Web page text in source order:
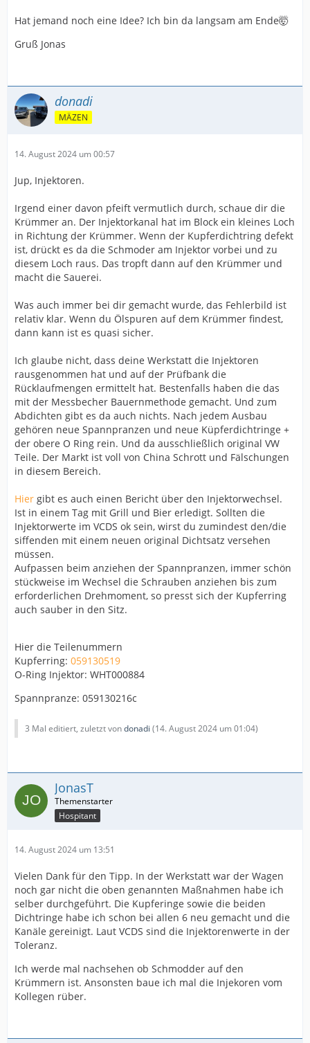
Hat jemand noch eine Idee? Ich bin da langsam am Ende🤯
Gruß Jonas
donadi
MÄZEN
14. August 2024 um 00:57
Jup, Injektoren.
Irgend einer davon pfeift vermutlich durch, schaue dir die
Krümmer an. Der Injektorkanal hat im Block ein kleines Loch
in Richtung der Krümmer. Wenn der Kupferdichtring defekt
ist, drückt es da die Schmoder am Injektor vorbei und zu
diesem Loch raus. Das tropft dann auf den Krümmer und
macht die Sauerei.
Was auch immer bei dir gemacht wurde, das Fehlerbild ist
relativ klar. Wenn du Ölspuren auf dem Krümmer findest,
dann kann ist es quasi sicher.
Ich glaube nicht, dass deine Werkstatt die Injektoren
rausgenommen hat und auf der Prüfbank die
Rücklaufmengen ermittelt hat. Bestenfalls haben die das
mit der Messbecher Bauernmethode gemacht. Und zum
Abdichten gibt es da auch nichts. Nach jedem Ausbau
gehören neue Spannpranzen und neue Küpferdichtringe +
der obere O Ring rein. Und da ausschließlich original VW
Teile. Der Markt ist voll von China Schrott und Fälschungen
in diesem Bereich.
Hier gibt es auch einen Bericht über den Injektorwechsel.
Ist in einem Tag mit Grill und Bier erledigt. Sollten die
Injektorwerte im VCDS ok sein, wirst du zumindest den/die
siffenden mit einem neuen original Dichtsatz versehen
müssen.
Aufpassen beim anziehen der Spannpranzen, immer schön
stückweise im Wechsel die Schrauben anziehen bis zum
erforderlichen Drehmoment, so presst sich der Kupferring
auch sauber in den Sitz.
Hier die Teilenummern
Kupferring: 059130519
O-Ring Injektor: WHT000884
Spannpranze: 059130216c
3 Mal editiert, zuletzt vondonadi (14. August 2024 um 01:04)
JonasT
Hospitant
14. August 2024 um 13:51
Vielen Dank für den Tipp. In der Werkstatt war der Wagen
noch gar nicht die oben genannten Maßnahmen habe ich
selber durchgeführt. Die Kupferinge sowie die beiden
Dichtringe habe ich schon bei allen 6 neu gemacht und die
Kanäle gereinigt. Laut VCDS sind die Injektorenwerte in der
Toleranz.
Ich werde mal nachsehen ob Schmodder auf den
Krümmern ist. Ansonsten baue ich mal die Injekoren vom
Kollegen rüber.